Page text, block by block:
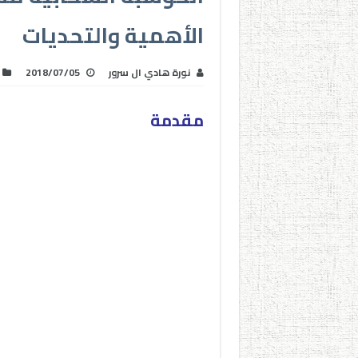
الأهمية والتحديات
نورة هادي ال سرور 2018/07/05
مقدمة